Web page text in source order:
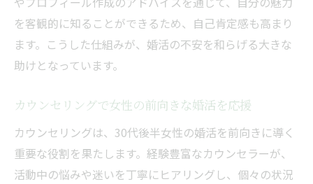
を客観的に知ることができるため、自己肯定感も高まり
ます。こうした仕組みが、婚活の不安を和らげる大きな
助けとなっています。
カウンセリングで女性の前向きな婚活を応援
カウンセリングは、30代後半女性の婚活を前向きに導く
重要な役割を果たします。経験豊富なカウンセラーが、
活動中の悩みや迷いを丁寧にヒアリングし、個々の状況